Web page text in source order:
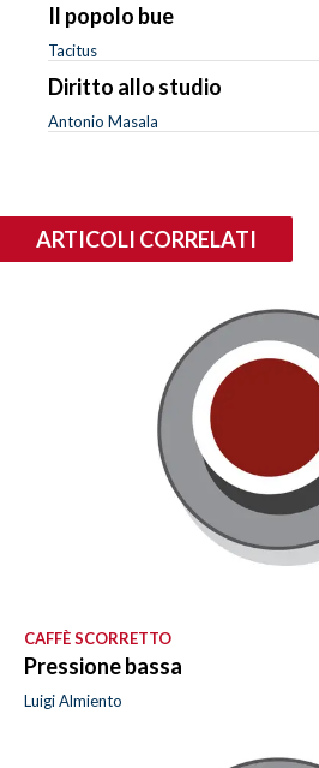
Il popolo bue
Tacitus
Diritto allo studio
Antonio Masala
ARTICOLI CORRELATI
CAFFÈ SCORRETTO
Pressione bassa
Luigi Almiento